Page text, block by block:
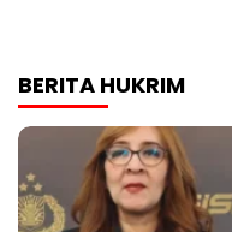
BERITA HUKRIM